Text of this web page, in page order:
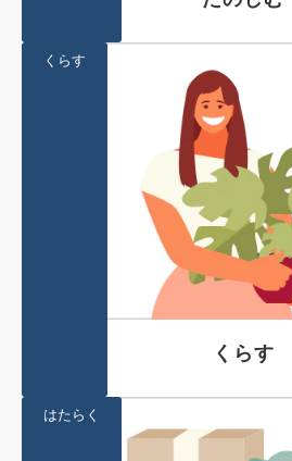
くらす
くらす
はたらく